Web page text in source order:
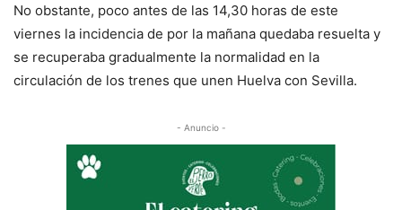
No obstante, poco antes de las 14,30 horas de este
viernes la incidencia de por la mañana quedaba resuelta y
se recuperaba gradualmente la normalidad en la
circulación de los trenes que unen Huelva con Sevilla.
- Anuncio -